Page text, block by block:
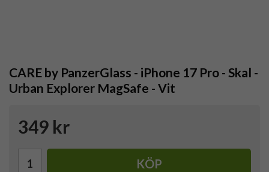
CARE by PanzerGlass - iPhone 17 Pro - Skal -
Urban Explorer MagSafe - Vit
349 kr
KÖP